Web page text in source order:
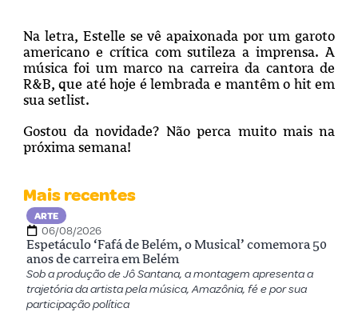
Na letra, Estelle se vê apaixonada por um garoto
americano e crítica com sutileza a imprensa. A
música foi um marco na carreira da cantora de
R&B, que até hoje é lembrada e mantêm o hit em
sua setlist.
Gostou da novidade? Não perca muito mais na
próxima semana!
Mais recentes
ARTE
06/08/2026
Espetáculo ‘Fafá de Belém, o Musical’ comemora 50
anos de carreira em Belém
Sob a produção de Jô Santana, a montagem apresenta a
trajetória da artista pela música, Amazônia, fé e por sua
participação política